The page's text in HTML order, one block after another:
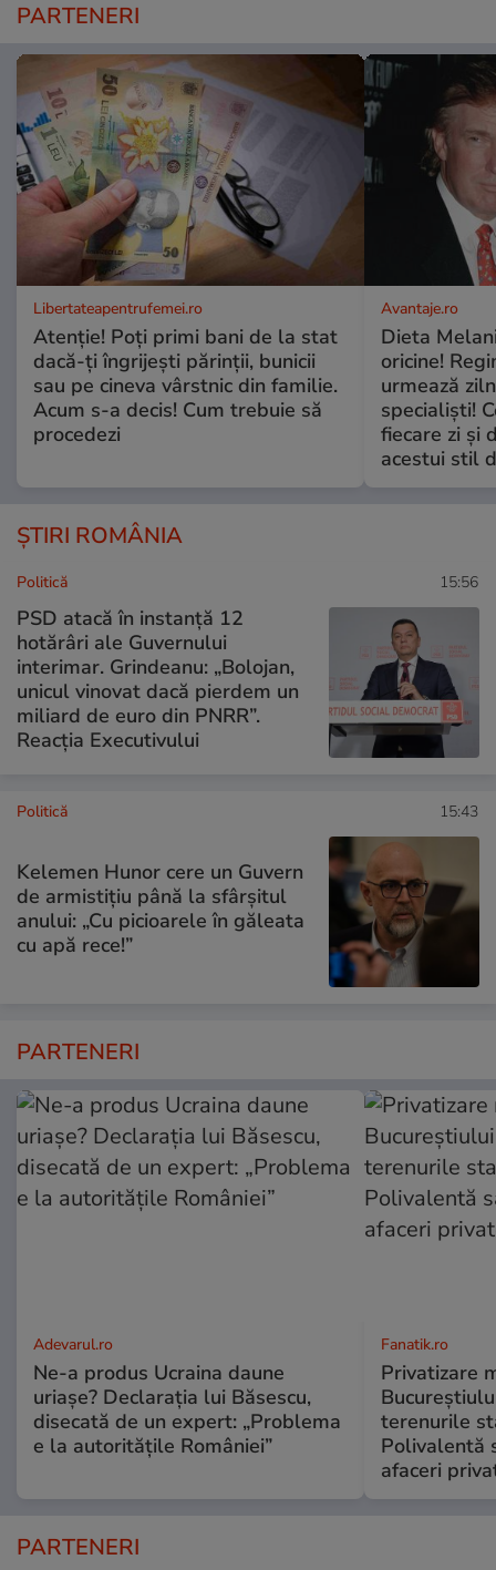
PARTENERI
Libertateapentrufemei.ro
Atenție! Poți primi bani de la stat
dacă-ți îngrijești părinții, bunicii
sau pe cineva vârstnic din familie.
Acum s-a decis! Cum trebuie să
procedezi
Avantaje.ro
Dieta
oricine!
urmează
specialiști!
fiecare zi și
acestui stil
ȘTIRI ROMÂNIA
Politică 15:56
PSD atacă în instanță 12
hotărâri ale Guvernului
interimar. Grindeanu: „Bolojan,
unicul vinovat dacă pierdem un
miliard de euro din PNRR”.
Reacția Executivului
Politică 15:43
Kelemen Hunor cere un Guvern
de armistițiu până la sfârșitul
anului: „Cu picioarele în găleata
cu apă rece!”
PARTENERI
Adevarul.ro
Ne-a produs Ucraina daune
uriașe? Declarația lui Băsescu,
disecată de un expert: „Problema
e la autoritățile României”
Fanatik.ro
Privatizare
terenurile
Polivalentă
afaceri
PARTENERI